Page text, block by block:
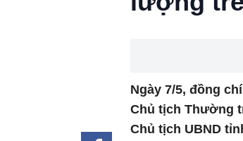
Ngày 7/5, đồng
Chủ tịch Thường
Chủ tịch UBND